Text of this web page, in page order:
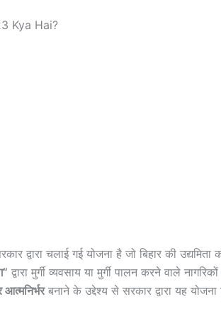
Kya Hai?
द्वारा चलाई गई योजना है जो बिहार की
द्वारा मुर्गी व्यवसाय या मुर्गी पालन करने वाले
बनाने के उद्देश्य से सरकार द्वारा यह